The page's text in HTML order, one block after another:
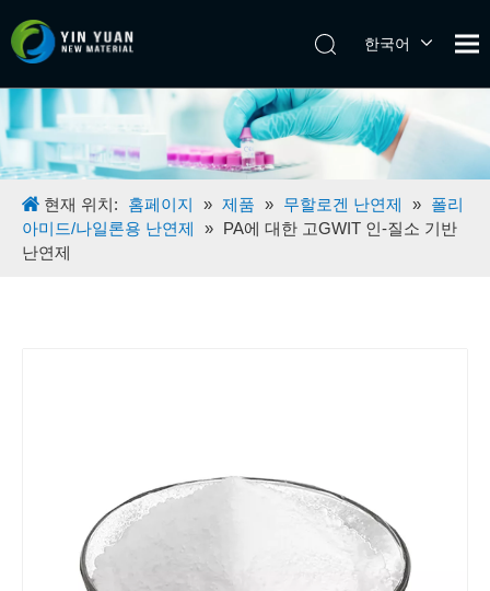
한국어
日本語
Español
English
현재 위치: 홈페이지 » 제품 » 무할로겐 난연제 » 폴리
아미드/나일론용 난연제
» PA에 대한 고GWIT 인-질소 기반
난연제